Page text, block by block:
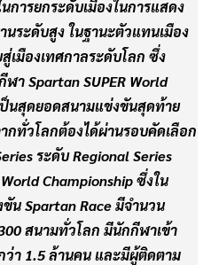
การยกระดับเมืองในการแสดง
ระดับสูง ในฐานะตัวแทนเมือง
เมืองเทศกาลระดับโลก ซึ่ง
า Spartan SUPER World
ป็นสุดยอดสนามแข่งขันสุดท้าย
กทั่วโลกต้องได้ผ่านรอบคัดเลือก
ระดับ Regional Series
Championship ซึ่งใน
น Spartan Race มีจำนวน
สนามทั่วโลก มีนักกีฬาเข้า
ว่า 1.5 ล้านคน และมีผู้ติดตาม